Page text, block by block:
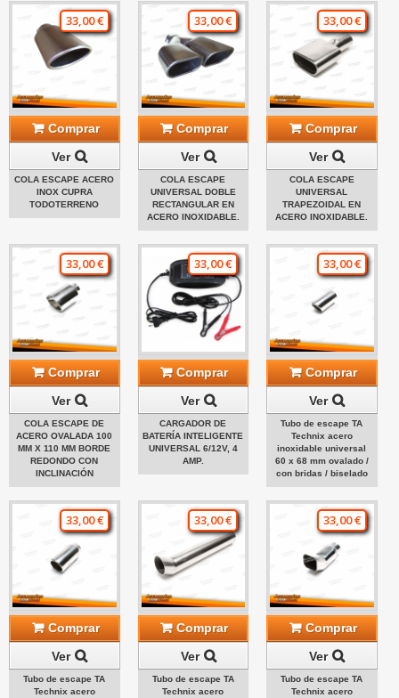
33,00 €
Comprar
Ver
COLA ESCAPE ACERO
INOX CUPRA
TODOTERRENO
33,00 €
Comprar
Ver
COLA ESCAPE
UNIVERSAL DOBLE
RECTANGULAR EN
ACERO INOXIDABLE.
33,00 €
Comprar
Ver
COLA ESCAPE
UNIVERSAL
TRAPEZOIDAL EN
ACERO INOXIDABLE.
33,00 €
Comprar
Ver
COLA ESCAPE DE
ACERO OVALADA 100
MM X 110 MM BORDE
REDONDO CON
INCLINACIÓN
33,00 €
Comprar
Ver
CARGADOR DE
BATERÍA INTELIGENTE
UNIVERSAL 6/12V, 4
AMP.
33,00 €
Comprar
Ver
Tubo de escape TA
Technix acero
inoxidable universal
60 x 68 mm ovalado /
con bridas / biselado
33,00 €
Comprar
Ver
Tubo de escape TA
Technix acero
33,00 €
Comprar
Ver
Tubo de escape TA
Technix acero
33,00 €
Comprar
Ver
Tubo de escape TA
Technix acero